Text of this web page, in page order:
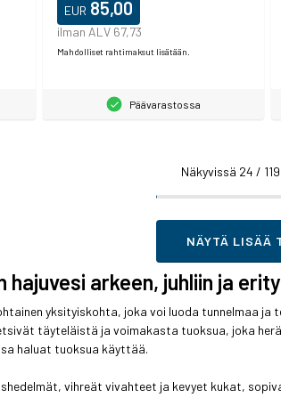
EUR 85,00
ilman ALV 67,73
Mahdolliset rahtimaksut lisätään.
Päävarastossa
Näkyvissä 24 /
NÄYTÄ LISÄÄ
hajuvesi arkeen, juhliin ja
yksityiskohta, joka voi luoda
täyteläistä ja voimakasta tuoksua, joka
haluat tuoksua käyttää.
vihreät vivahteet ja kevyet kukat,